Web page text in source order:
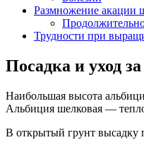
Размножение акации
Трудности при
Посадка и уход
Наибольшая высота
Альбиция шелковая —
В открытый грунт высадку